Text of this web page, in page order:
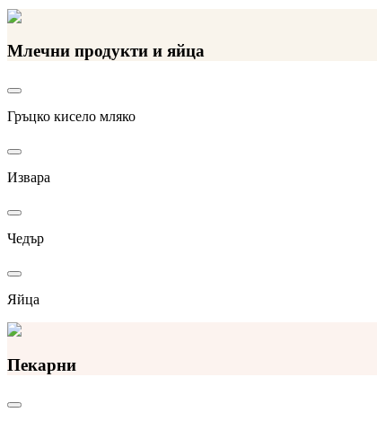
Млечни продукти и яйца
Гръцко кисело мляко
Извара
Чедър
Яйца
Пекарни